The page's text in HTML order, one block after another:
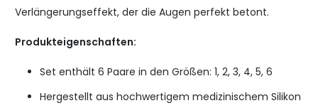
Verlängerungseffekt, der die Augen perfekt betont.
Produkteigenschaften:
Set enthält 6 Paare in den Größen: 1, 2, 3, 4, 5, 6
Hergestellt aus hochwertigem medizinischem Silikon